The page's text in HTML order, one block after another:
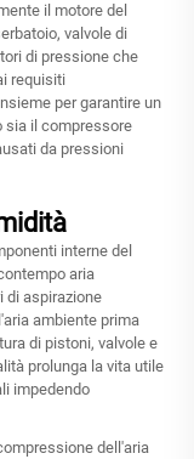
il motore del
valvole di
di pressione che
requisiti
per garantire un
sia il compressore
da pressioni
interne del
aria
di aspirazione
ambiente prima
di pistoni, valvole e
prolunga la vita utile
impedendo
dell'aria